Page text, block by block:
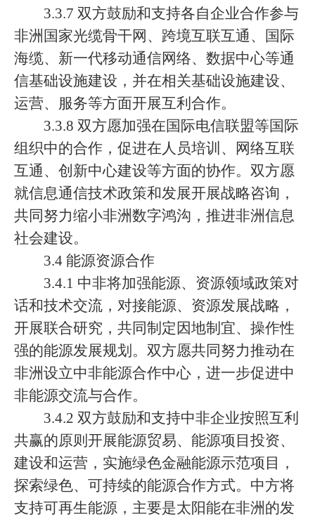
3.3.7 双方鼓励和支持各自企业合作参与
非洲国家光缆骨干网、跨境互联互通、国际
海缆、新一代移动通信网络、数据中心等通
信基础设施建设，并在相关基础设施建设、
运营、服务等方面开展互利合作。
3.3.8 双方愿加强在国际电信联盟等国际
组织中的合作，促进在人员培训、网络互联
互通、创新中心建设等方面的协作。双方愿
就信息通信技术政策和发展开展战略咨询，
共同努力缩小非洲数字鸿沟，推进非洲信息
社会建设。
3.4 能源资源合作
3.4.1 中非将加强能源、资源领域政策对
话和技术交流，对接能源、资源发展战略，
开展联合研究，共同制定因地制宜、操作性
强的能源发展规划。双方愿共同努力推动在
非洲设立中非能源合作中心，进一步促进中
非能源交流与合作。
3.4.2 双方鼓励和支持中非企业按照互利
共赢的原则开展能源贸易、能源项目投资、
建设和运营，实施绿色金融能源示范项目，
探索绿色、可持续的能源合作方式。中方将
支持可再生能源，主要是太阳能在非洲的发